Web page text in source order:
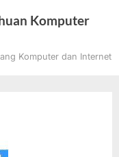
Komputer
Komputer dan Internet